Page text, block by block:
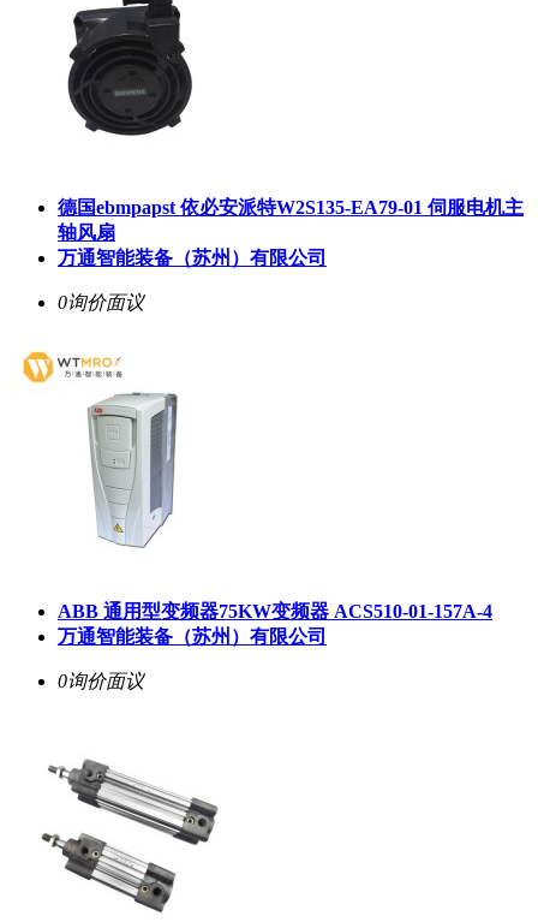
德国ebmpapst 依必安派特W2S135-EA79-01 伺服电机主
轴风扇
万通智能装备（苏州）有限公司
0询价面议
ABB 通用型变频器75KW变频器 ACS510-01-157A-4
万通智能装备（苏州）有限公司
0询价面议